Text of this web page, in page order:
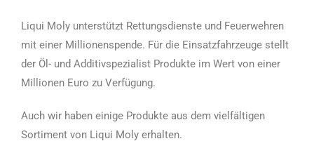
Liqui Moly unterstützt Rettungsdienste und Feuerwehren
mit einer Millionenspende. Für die Einsatzfahrzeuge stellt
der Öl- und Additivspezialist Produkte im Wert von einer
Millionen Euro zu Verfügung.
Auch wir haben einige Produkte aus dem vielfältigen
Sortiment von Liqui Moly erhalten.